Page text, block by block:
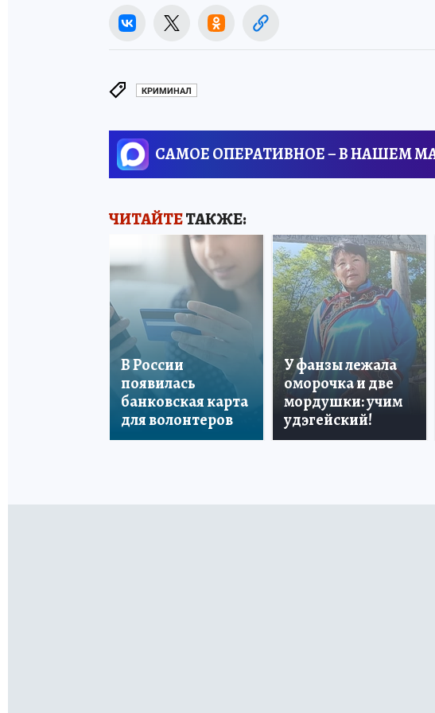
КРИМИНАЛ
САМОЕ ОПЕРАТИВНОЕ – В НАШЕМ
ЧИТАЙТЕТАКЖЕ:
В России
появилась
банковская карта
для волонтеров
У фанзы лежала
оморочка и две
мордушки: учим
удэгейский!